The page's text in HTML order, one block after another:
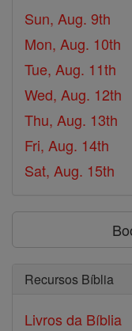
Sun, Aug. 9th
Mon, Aug. 10th
Tue, Aug. 11th
Wed, Aug. 12th
Thu, Aug. 13th
Fri, Aug. 14th
Sat, Aug. 15th
Recursos Bíblia
Livros da Bíblia